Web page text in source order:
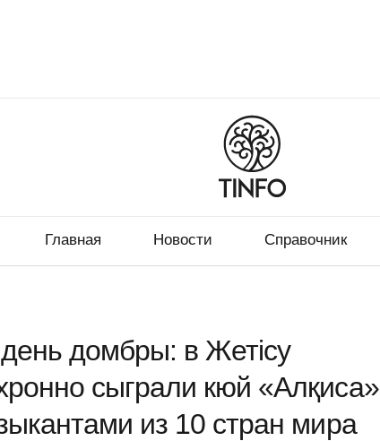
Главная Новости Справочник
домбры: в Жетісу
сыграли кюй «Алқиса»
из 10 стран мира